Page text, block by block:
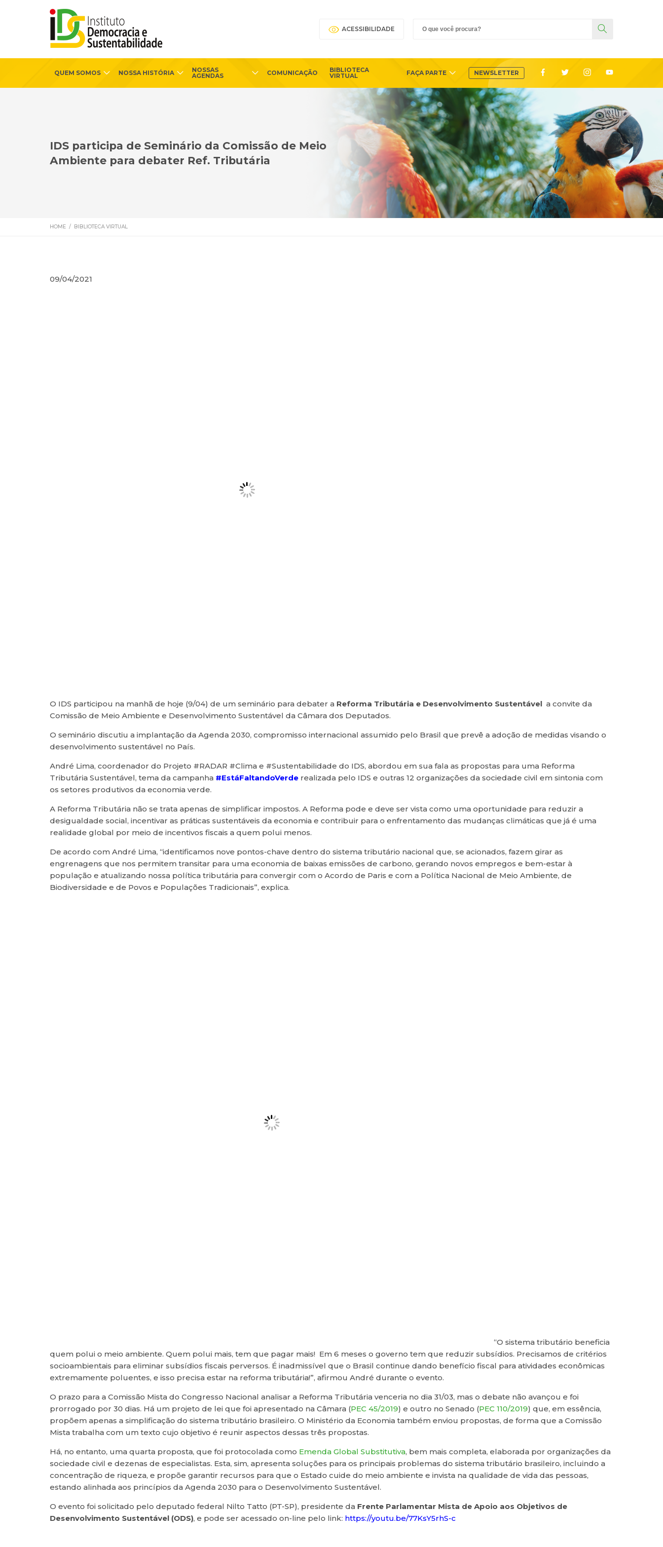
ACESSIBILIDADE
QUEM SOMOS NOSSA HISTÓRIA
NOSSAS
AGENDAS
COMUNICAÇÃO
BIBLIOTECA
VIRTUAL
FAÇA PARTE NEWSLETTER
IDS participa de Seminário da Comissão de Meio
Ambiente para debater Ref. Tributária
HOME / BIBLIOTECA VIRTUAL
09/04/2021
O IDS participou na manhã de hoje (9/04) de um seminário para debater a Reforma Tributária e Desenvolvimento Sustentável a convite da
Comissão de Meio Ambiente e Desenvolvimento Sustentável da Câmara dos Deputados.
O seminário discutiu a implantação da Agenda 2030, compromisso internacional assumido pelo Brasil que prevê a adoção de medidas visando o
desenvolvimento sustentável no País.
André Lima, coordenador do Projeto #RADAR #Clima e #Sustentabilidade do IDS, abordou em sua fala as propostas para uma Reforma
Tributária Sustentável, tema da campanha #EstáFaltandoVerderealizada pelo IDS e outras 12 organizações da sociedade civil em sintonia com
os setores produtivos da economia verde.
A Reforma Tributária não se trata apenas de simplificar impostos. A Reforma pode e deve ser vista como uma oportunidade para reduzir a
desigualdade social, incentivar as práticas sustentáveis da economia e contribuir para o enfrentamento das mudanças climáticas que já é uma
realidade global por meio de incentivos fiscais a quem polui menos.
De acordo com André Lima, “identificamos nove pontos-chave dentro do sistema tributário nacional que, se acionados, fazem girar as
engrenagens que nos permitem transitar para uma economia de baixas emissões de carbono, gerando novos empregos e bem-estar à
população e atualizando nossa política tributária para convergir com o Acordo de Paris e com a Política Nacional de Meio Ambiente, de
Biodiversidade e de Povos e Populações Tradicionais”, explica.
“O sistema tributário beneficia
quem polui o meio ambiente. Quem polui mais, tem que pagar mais! Em 6 meses o governo tem que reduzir subsídios. Precisamos de critérios
socioambientais para eliminar subsídios fiscais perversos. É inadmissível que o Brasil continue dando benefício fiscal para atividades econômicas
extremamente poluentes, e isso precisa estar na reforma tributária!”, afirmou André durante o evento.
O prazo para a Comissão Mista do Congresso Nacional analisar a Reforma Tributária venceria no dia 31/03, mas o debate não avançou e foi
prorrogado por 30 dias. Há um projeto de lei que foi apresentado na Câmara (PEC 45/2019) e outro no Senado (PEC 110/2019) que, em essência,
propõem apenas a simplificação do sistema tributário brasileiro. O Ministério da Economia também enviou propostas, de forma que a Comissão
Mista trabalha com um texto cujo objetivo é reunir aspectos dessas três propostas.
Há, no entanto, uma quarta proposta, que foi protocolada como Emenda Global Substitutiva, bem mais completa, elaborada por organizações da
sociedade civil e dezenas de especialistas. Esta, sim, apresenta soluções para os principais problemas do sistema tributário brasileiro, incluindo a
concentração de riqueza, e propõe garantir recursos para que o Estado cuide do meio ambiente e invista na qualidade de vida das pessoas,
estando alinhada aos princípios da Agenda 2030 para o Desenvolvimento Sustentável.
O evento foi solicitado pelo deputado federal Nilto Tatto (PT-SP), presidente da Frente Parlamentar Mista de Apoio aos Objetivos de
Desenvolvimento Sustentável (ODS), e pode ser acessado on-line pelo link: https://youtu.be/77KsY5rhS-c